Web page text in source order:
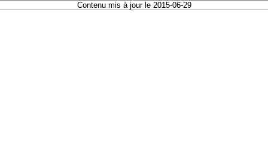
Contenu mis à jour le 2015-06-29